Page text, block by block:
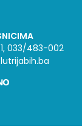
033/483-002